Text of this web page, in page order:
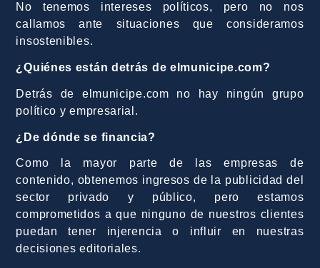
No tenemos intereses políticos, pero no nos
callamos ante situaciones que consideramos
insostenibles.
¿Quiénes están detrás de elmunicipe.com?
Detrás de elmunicipe.com no hay ningún grupo
político y empresarial.
¿De dónde se financia?
Como la mayor parte de las empresas de
contenido, obtenemos ingresos de la publicidad del
sector privado y público, pero estamos
comprometidos a que ninguno de nuestros clientes
puedan tener injerencia o influir en nuestras
decisiones editoriales.